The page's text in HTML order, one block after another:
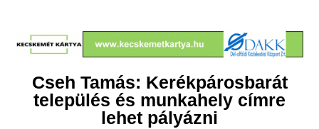
Cseh Tamás: Kerékpárosbarát
település és munkahely címre
lehet pályázni